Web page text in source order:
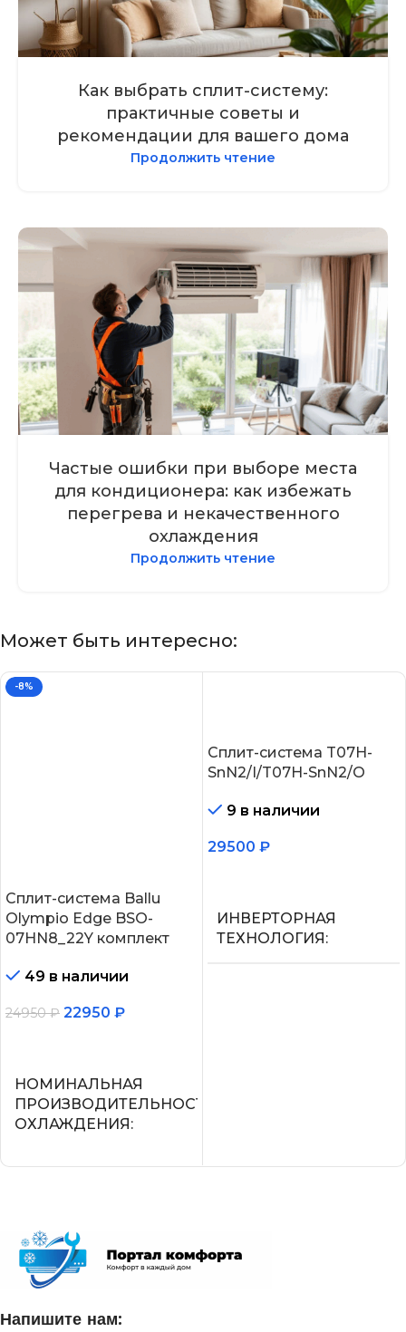
Как выбрать сплит-систему:
практичные советы и
рекомендации для вашего дома
Продолжить чтение
Частые ошибки при выборе места
для кондиционера: как избежать
перегрева и некачественного
охлаждения
Продолжить чтение
Может быть интересно:
-8%
Сплит-система Ballu
Olympio Edge BSO-
07HN8_22Y комплект
49 в наличии
24950₽ 22950 ₽
НОМИНАЛЬНАЯ
ПРОИЗВОДИТЕЛЬНОСТЬ
ОХЛАЖДЕНИЯ
2.05
УПРАВЛЕНИЕ C МОБИЛЬНОГО
Сплит-система T07H-
SnN2/I/T07H-SnN2/O
9 в наличии
29500 ₽
ИНВЕРТОРНАЯ
ТЕХНОЛОГИЯ
0,700
Напишите нам: